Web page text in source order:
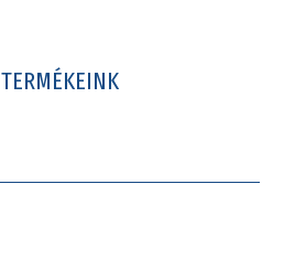
TERMÉKEINK